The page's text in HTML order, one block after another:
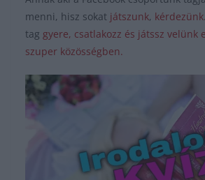
menni, hisz sokat játszunk, kérdezünk
tag gyere, csatlakozz és játssz velünk
szuper közösségben.